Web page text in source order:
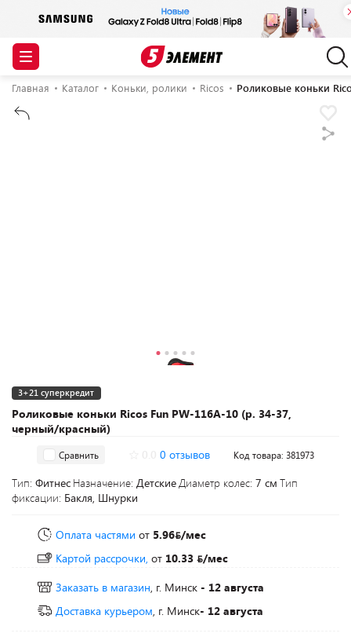
Главная Каталог Коньки, ролики Ricos Роликовые коньки
Роликовые коньки Ricos Fun PW-116A-10 (р. 34-37,
черный/красный)
3+21 суперкредит
Сравнить 0 отзывов Код товара: 381973
Тип: Фитнес Назначение: ДетскиеДиаметр колес: 7 см Тип
фиксации: Бакля, Шнурки
Оплата частями от 5.96 /мес
Картой рассрочки, от 10.33
/мес
Заказать в магазин, г. Минск - 12 августа
Доставка курьером, г. Минск- 12 августа